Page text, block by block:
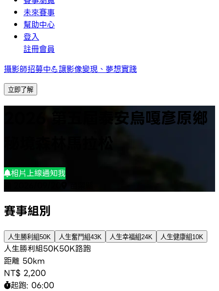
未來賽事
幫助中心
登入
註冊會員
攝影師招募中💪讓影像變現、夢想實踐
立即了解
2026 第五屆泰安烏嘎彥原鄉
相片上線通知我
賽事組別
人生勝利組50K 人生奮鬥組43K 人生幸福組24K 人生健康組10K
人生勝利組50K50K路跑
距離 50km
NT$ 2,200
起跑: 06:00